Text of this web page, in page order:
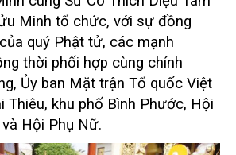
Minh tổ chức, với sự đồng
quý Phật tử, các mạnh
thời phối hợp cùng chính
Ủy ban Mặt trận Tổ quốc Việt
Thiêu, khu phố Bình Phước, Hội
Hội Phụ Nữ.